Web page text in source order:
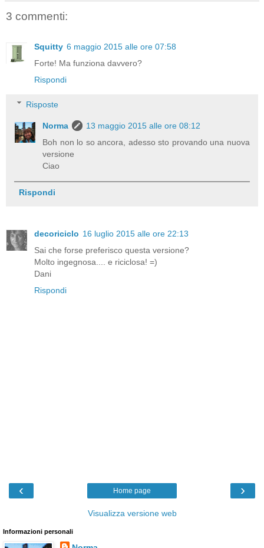
3 commenti:
Squitty 6 maggio 2015 alle ore 07:58
Forte! Ma funziona davvero?
Rispondi
Risposte
Norma
13 maggio 2015 alle ore 08:12
Boh non lo so ancora, adesso sto provando una nuova
versione
Ciao
Rispondi
decoriciclo 16 luglio 2015 alle ore 22:13
Sai che forse preferisco questa versione?
Molto ingegnosa.... e riciclosa! =)
Dani
Rispondi
‹ ›
Home page
Visualizza versione web
Informazioni personali